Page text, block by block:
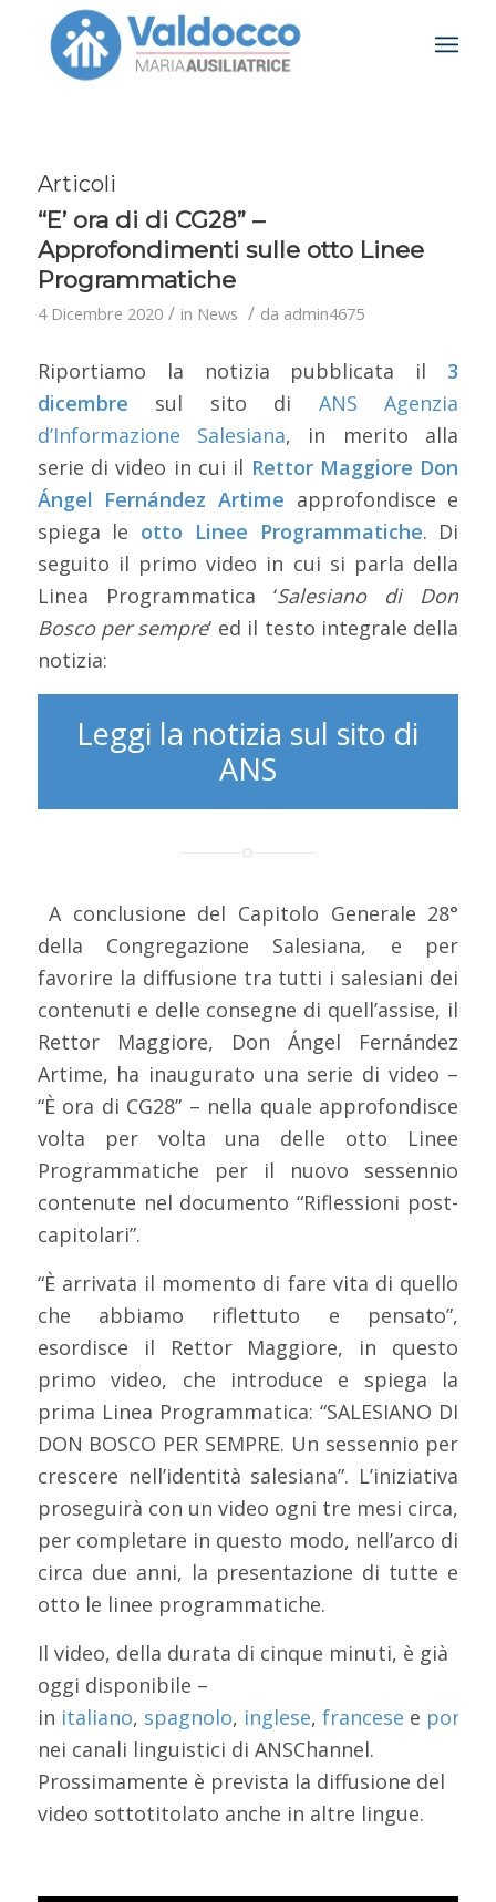
Articoli
“E’ ora di di CG28” –
Approfondimenti sulle otto Linee
Programmatiche
4 Dicembre 2020 / in News / da admin4675
Riportiamo la notizia pubblicata il 3
dicembre sul sito di ANS Agenzia
d’Informazione Salesiana, in merito alla
serie di video in cui il Rettor Maggiore Don
Ángel Fernández Artime approfondisce e
spiega le otto Linee Programmatiche. Di
seguito il primo video in cui si parla della
Linea Programmatica ‘Salesiano di Don
Bosco per sempre‘ ed il testo integrale della
notizia:
Leggi la notizia sul sito di
ANS
A conclusione del Capitolo Generale 28°
della Congregazione Salesiana, e per
favorire la diffusione tra tutti i salesiani dei
contenuti e delle consegne di quell’assise, il
Rettor Maggiore, Don Ángel Fernández
Artime, ha inaugurato una serie di video –
“È ora di CG28” – nella quale approfondisce
volta per volta una delle otto Linee
Programmatiche per il nuovo sessennio
contenute nel documento “Riflessioni post-
capitolari”.
“È arrivata il momento di fare vita di quello
che abbiamo riflettuto e pensato”,
esordisce il Rettor Maggiore, in questo
primo video, che introduce e spiega la
prima Linea Programmatica: “SALESIANO DI
DON BOSCO PER SEMPRE. Un sessennio per
crescere nell’identità salesiana”. L’iniziativa
proseguirà con un video ogni tre mesi circa,
per completare in questo modo, nell’arco di
circa due anni, la presentazione di tutte e
otto le linee programmatiche.
Il video, della durata di cinque minuti, è già
oggi disponibile –
in italiano, spagnolo, inglese, francese e
nei canali linguistici di ANSChannel.
Prossimamente è prevista la diffusione del
video sottotitolato anche in altre lingue.